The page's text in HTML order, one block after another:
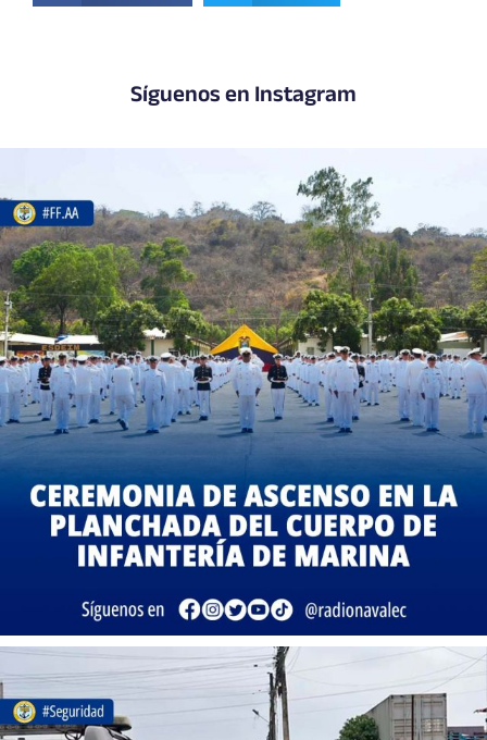
Síguenos en Instagram